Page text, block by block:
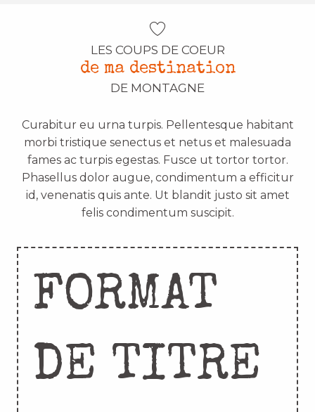
LES COUPS DE COEUR
de ma destination
DE MONTAGNE
Curabitur eu urna turpis. Pellentesque habitant
morbi tristique senectus et netus et malesuada
fames ac turpis egestas. Fusce ut tortor tortor.
Phasellus dolor augue, condimentum a efficitur
id, venenatis quis ante. Ut blandit justo sit amet
felis condimentum suscipit.
FORMAT
DE TITRE